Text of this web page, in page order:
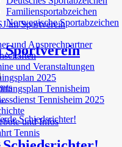
Familiensportabzeichen
Norwegische Sportabzeichen
und Ansprechpartner
und Veranstaltungen
2025
Tennisheim
Tennisheim 2025
und Infos
Tennis
Sportverein